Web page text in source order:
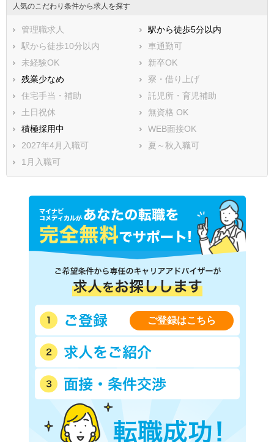
人気のこだわり条件から求人を探す
管理職求人
駅から徒歩5分以内
駅から徒歩10分以内
車通勤可
未経験OK
新卒OK
残業少なめ
寮・借り上げ
住宅手当・補助
託児所・育児補助
土日祝休
無資格 OK
積極採用中
WEB面接OK
2027年4月入職可
夏～秋入職可
1月入職可
ご登録はこちら